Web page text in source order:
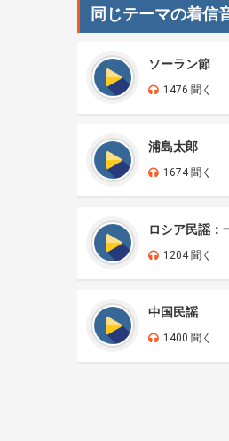
同じテーマの着信
ソーラン節
1476 聞く
浦島太郎
1674 聞く
1204 聞く
中国民謡
1400 聞く